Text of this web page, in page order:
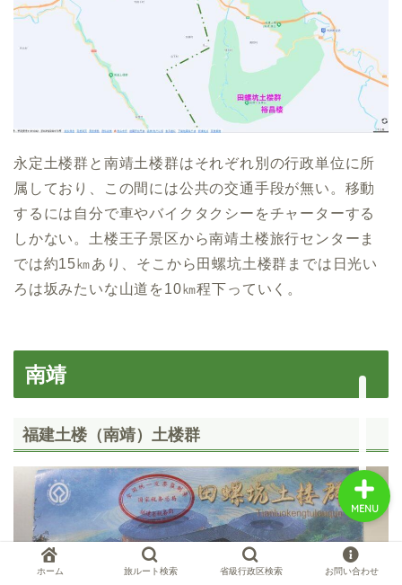
永定土楼群と南靖土楼群はそれぞれ別の行政単位に所
属しており、この間には公共の交通手段が無い。移動
するには自分で車やバイクタクシーをチャーターする
しかない。土楼王子景区から南靖土楼旅行センターま
では約15㎞あり、そこから田螺坑土楼群までは日光い
ろは坂みたいな山道を10㎞程下っていく。
南靖
福建土楼（南靖）土楼群
ホーム 旅ルート検索 省級行政区検索 お問い合わせ
MENU
中国お薦め観光地
中国旅行の情報案内